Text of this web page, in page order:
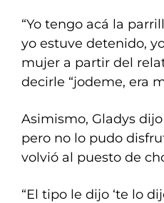
“Yo tengo acá la
yo estuve detenido,
mujer a partir del
decirle “jodeme, era
Asimismo, Gladys
pero no lo pudo
volvió al puesto de
“El tipo le dijo ‘te lo